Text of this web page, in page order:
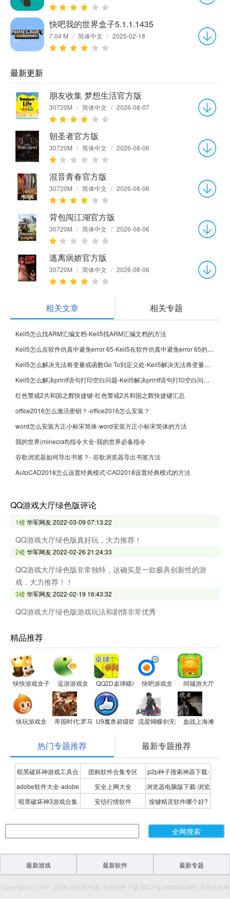
快吧我的世界盒子5.1.1.1435
7.04 M / 简体中文 / 2025-02-18
最新更新
朋友收集 梦想生活官方版
30720M / 简体中文 / 2026-08-07
朝圣者官方版
30720M / 简体中文 / 2026-08-06
混音青春官方版
30720M / 简体中文 / 2026-08-06
背包闯江湖官方版
30720M / 简体中文 / 2026-08-06
逃离病娇官方版
30720M / 简体中文 / 2026-08-06
相关文章 相关专题
Keil5怎么找ARM汇编文档-Keil5找ARM汇编文档的方法
Keil5怎么在软件仿真中避免error 65-Keil5在软件仿真中避免error 65的方法
Keil5怎么解决无法将变量或函数Go To到定义处-Keil5解决无法将变量或函数Go To到定义处的方法
Keil5怎么解决printf语句打印空白问题-Keil5解决printf语句打印空白问题的方法
红色警戒2共和国之辉快捷键-红色警戒2共和国之辉快捷键汇总
office2016怎么激活密钥？-office2016怎么安装？
word怎么安装方正小标宋简体-word安装方正小标宋简体的方法
我的世界(minecraft)指令大全-我的世界必备指令
谷歌浏览器如何导出书签？- 谷歌浏览器导出书签方法
AutoCAD2018怎么设置经典模式-CAD2018设置经典模式的方法
QQ游戏大厅绿色版评论
1楼华军网友2022-03-09 07:13:22
QQ游戏大厅绿色版真好玩，大力推荐！
2楼华军网友2022-02-26 21:24:33
QQ游戏大厅绿色版非常独特，这确实是一款极具创新性的游
戏，大力推荐！！
3楼华军网友2022-02-19 16:43:32
QQ游戏大厅绿色版游戏玩法和剧情非常优秀
精品推荐
快快游戏盒子 逗游游戏盒 QQ2D桌球瞄准器快吧游戏盒 同城游大厅
快玩游戏盒 帝国时代:罗马复兴U9魔兽超级助手流星蝴蝶剑无限气修改器
血战上海滩
热门专题推荐 最新专题推荐
暗黑破坏神游戏工具合
集
团购软件合集专区
p2p种子搜索神器下载-
P2P种子搜索神器专题
adobe软件大全-adobe
全系列软件下载-adobe
安全上网大全
浏览器电脑版下载-浏览
器下载合集
暗黑破坏神3游戏合集 安信行情软件
按键精灵软件哪个好?
最新游戏 最新软件 最新专题
Copyright © 1997- 2026 华军软件园 手机软件下载 苏ICP备16008348号 不良信息举